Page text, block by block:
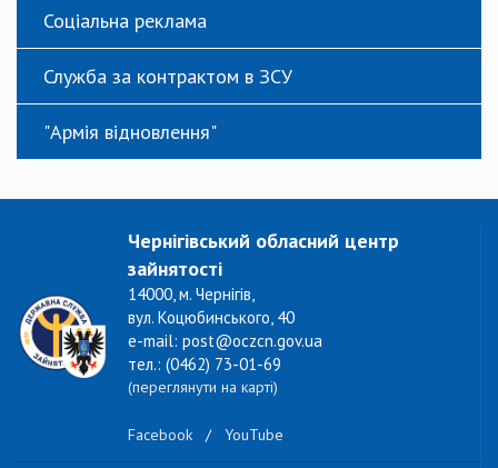
Соціальна реклама
Служба за контрактом в ЗСУ
"Армія відновлення"
Чернігівський обласний центр
зайнятості
14000, м. Чернігів,
вул. Коцюбинського, 40
e-mail: post@oczcn.gov.ua
тел.: (0462) 73-01-69
(переглянути на карті)
Facebook / YouTube